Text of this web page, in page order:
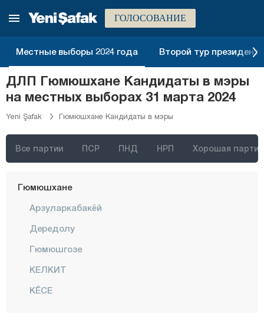
ГОЛОСОВАНИЕ
Местные выборы 2024 года Второй тур
ДЛП Гюмюшхане Кандидаты в мэры
на местных выборах 31 марта 2024
Yeni Şafak Гюмюшхане Кандидаты в мэры
Все партии ПСР ПНД НРП Хорошая партия
Дюздже
Эдирне
Элязыг
Эрзинджан
Эрзурум
Эскишехир
Гиресун
Гюмюшхане
Арзуларкабакёй
Дередолу
Гюмюшгозе
КЕЛКИТ
КЁСЕ